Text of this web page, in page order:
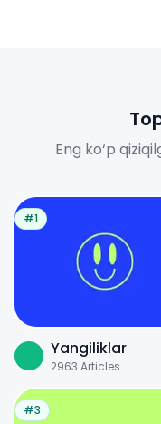
Eng ko‘p
#1
Yangiliklar
2963 Articles
#3